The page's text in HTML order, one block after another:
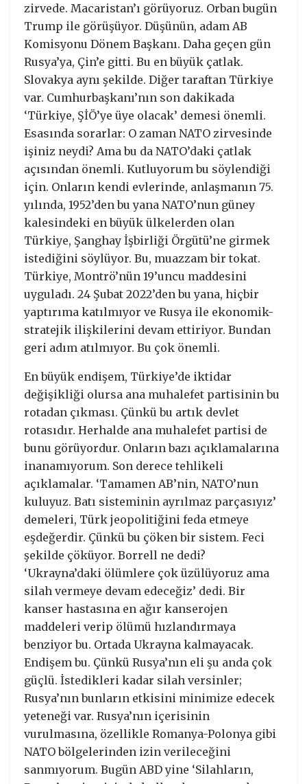
zirvede. Macaristan’ı görüyoruz. Orban bugün
Trump ile görüşüyor. Düşünün, adam AB
Komisyonu Dönem Başkanı. Daha geçen gün
Rusya’ya, Çin’e gitti. Bu en büyük çatlak.
Slovakya aynı şekilde. Diğer taraftan Türkiye
var. Cumhurbaşkanı’nın son dakikada
‘Türkiye, ŞİÖ’ye üye olacak’ demesi önemli.
Esasında sorarlar: O zaman NATO zirvesinde
işiniz neydi? Ama bu da NATO’daki çatlak
açısından önemli. Kutluyorum bu söylendiği
için. Onların kendi evlerinde, anlaşmanın 75.
yılında, 1952’den bu yana NATO’nun güney
kalesindeki en büyük ülkelerden olan
Türkiye, Şanghay İşbirliği Örgütü’ne girmek
istediğini söylüyor. Bu, muazzam bir tokat.
Türkiye, Montrö’nün 19’uncu maddesini
uyguladı. 24 Şubat 2022’den bu yana, hiçbir
yaptırıma katılmıyor ve Rusya ile ekonomik-
stratejik ilişkilerini devam ettiriyor. Bundan
geri adım atılmıyor. Bu çok önemli.
En büyük endişem, Türkiye’de iktidar
değişikliği olursa ana muhalefet partisinin bu
rotadan çıkması. Çünkü bu artık devlet
rotasıdır. Herhalde ana muhalefet partisi de
bunu görüyordur. Onların bazı açıklamalarına
inanamıyorum. Son derece tehlikeli
açıklamalar. ‘Tamamen AB’nin, NATO’nun
kuluyuz. Batı sisteminin ayrılmaz parçasıyız’
demeleri, Türk jeopolitiğini feda etmeye
eşdeğerdir. Çünkü bu çöken bir sistem. Feci
şekilde çöküyor. Borrell ne dedi?
‘Ukrayna’daki ölümlere çok üzülüyoruz ama
silah vermeye devam edeceğiz’ dedi. Bir
kanser hastasına en ağır kanserojen
maddeleri verip ölümü hızlandırmaya
benziyor bu. Ortada Ukrayna kalmayacak.
Endişem bu. Çünkü Rusya’nın eli şu anda çok
güçlü. İstedikleri kadar silah versinler;
Rusya’nın bunların etkisini minimize edecek
yeteneği var. Rusya’nın içerisinin
vurulmasına, özellikle Romanya-Polonya gibi
NATO bölgelerinden izin verileceğini
sanmıyorum. Bugün ABD yine ‘Silahların,